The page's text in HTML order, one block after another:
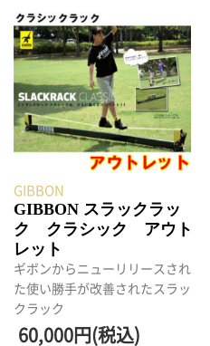
GIBBON
GIBBON スラックラッ
ク クラシック アウト
レット
ギボンからニューリリースされ
た使い勝手が改善されたスラッ
クラック
60,000円(税込)